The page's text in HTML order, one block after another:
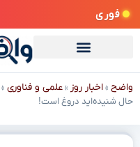
فوری
واضح »اخبار روز »علمی و فناوری »
حال شنیده‌اید دروغ است!